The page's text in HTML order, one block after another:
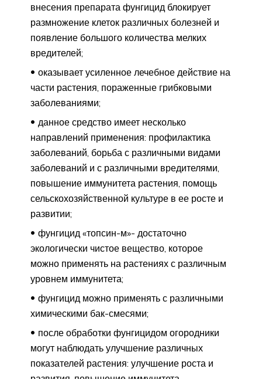
внесения препарата фунгицид блокирует
размножение клеток различных болезней и
появление большого количества мелких
вредителей;
оказывает усиленное лечебное действие на
части растения, пораженные грибковыми
заболеваниями;
данное средство имеет несколько
направлений применения: профилактика
заболеваний, борьба с различными видами
заболеваний и с различными вредителями,
повышение иммунитета растения, помощь
сельскохозяйственной культуре в ее росте и
развитии;
фунгицид «топсин-м»- достаточно
экологически чистое вещество, которое
можно применять на растениях с различным
уровнем иммунитета;
фунгицид можно применять с различными
химическими бак-смесями;
после обработки фунгицидом огородники
могут наблюдать улучшение различных
показателей растения: улучшение роста и